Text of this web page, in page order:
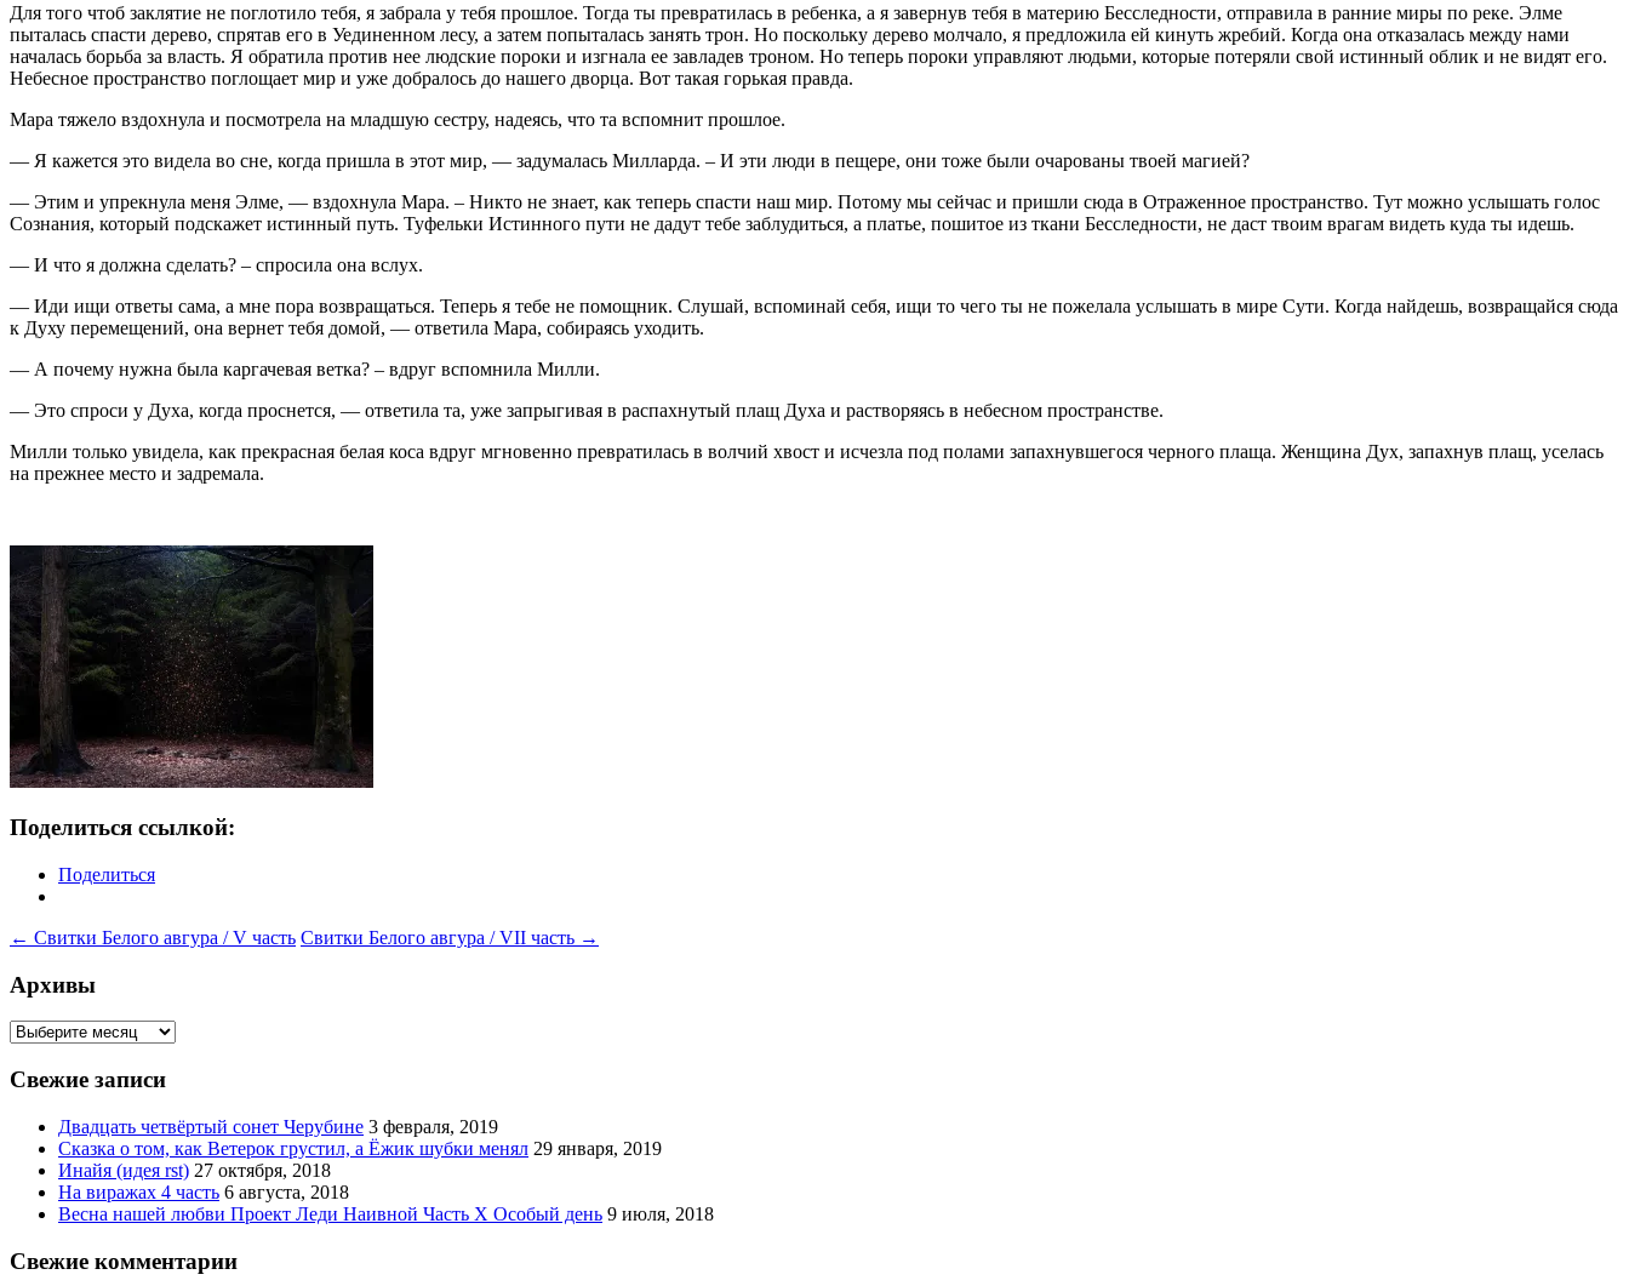
Для того чтоб заклятие не поглотило тебя, я забрала у тебя прошлое. Тогда ты превратилась в ребенка, а я завернув тебя в материю Бесследности, отправила в ранние миры по реке. Элме
пыталась спасти дерево, спрятав его в Уединенном лесу, а затем попыталась занять трон. Но поскольку дерево молчало, я предложила ей кинуть жребий. Когда она отказалась между нами
началась борьба за власть. Я обратила против нее людские пороки и изгнала ее завладев троном. Но теперь пороки управляют людьми, которые потеряли свой истинный облик и не видят его.
Небесное пространство поглощает мир и уже добралось до нашего дворца. Вот такая горькая правда.
Мара тяжело вздохнула и посмотрела на младшую сестру, надеясь, что та вспомнит прошлое.
— Я кажется это видела во сне, когда пришла в этот мир, — задумалась Милларда. – И эти люди в пещере, они тоже были очарованы твоей магией?
— Этим и упрекнула меня Элме, — вздохнула Мара. – Никто не знает, как теперь спасти наш мир. Потому мы сейчас и пришли сюда в Отраженное пространство. Тут можно услышать голос
Сознания, который подскажет истинный путь. Туфельки Истинного пути не дадут тебе заблудиться, а платье, пошитое из ткани Бесследности, не даст твоим врагам видеть куда ты идешь.
— И что я должна сделать? – спросила она вслух.
— Иди ищи ответы сама, а мне пора возвращаться. Теперь я тебе не помощник. Слушай, вспоминай себя, ищи то чего ты не пожелала услышать в мире Сути. Когда найдешь, возвращайся сюда
к Духу перемещений, она вернет тебя домой, — ответила Мара, собираясь уходить.
— А почему нужна была каргачевая ветка? – вдруг вспомнила Милли.
— Это спроси у Духа, когда проснется, — ответила та, уже запрыгивая в распахнутый плащ Духа и растворяясь в небесном пространстве.
Милли только увидела, как прекрасная белая коса вдруг мгновенно превратилась в волчий хвост и исчезла под полами запахнувшегося черного плаща. Женщина Дух, запахнув плащ, уселась
на прежнее место и задремала.
Поделиться ссылкой:
Поделиться
Навигация
по
записям
← Свитки Белого авгура / V часть Свитки Белого авгура / VII часть →
Архивы
Архивы
Свежие записи
Двадцать четвёртый сонет Черубине 3 февраля, 2019
Сказка о том, как Ветерок грустил, а Ёжик шубки менял 29 января, 2019
Инайя (идея rst) 27 октября, 2018
На виражах 4 часть 6 августа, 2018
Весна нашей любви Проект Леди Наивной Часть Х Особый день 9 июля, 2018
Свежие комментарии